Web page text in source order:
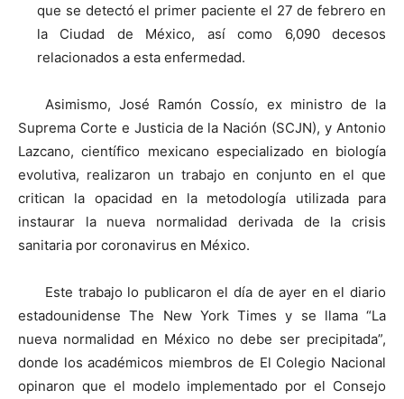
que se detectó el primer paciente el 27 de febrero en
la Ciudad de México, así como 6,090 decesos
relacionados a esta enfermedad.
Asimismo, José Ramón Cossío, ex ministro de la
Suprema Corte e Justicia de la Nación (SCJN), y Antonio
Lazcano, científico mexicano especializado en biología
evolutiva, realizaron un trabajo en conjunto en el que
critican la opacidad en la metodología utilizada para
instaurar la nueva normalidad derivada de la crisis
sanitaria por coronavirus en México.
Este trabajo lo publicaron el día de ayer en el diario
estadounidense The New York Times y se llama “La
nueva normalidad en México no debe ser precipitada”,
donde los académicos miembros de El Colegio Nacional
opinaron que el modelo implementado por el Consejo